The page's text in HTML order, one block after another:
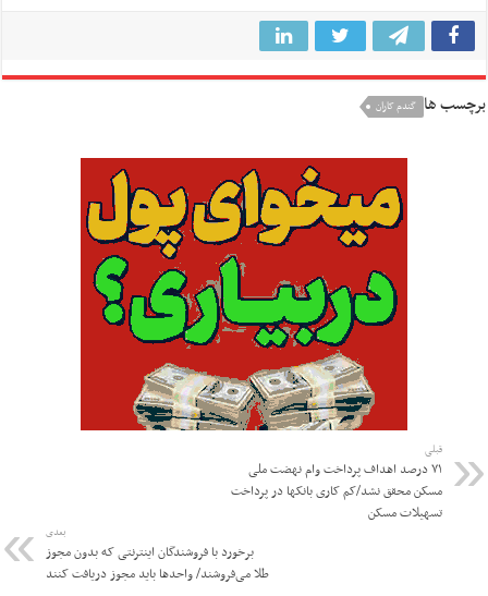
برچسب ها گندم کاران
قبلی
۷۱ درصد اهداف پرداخت وام نهضت ملی
مسکن محقق نشد/کم کاری بانکها در پرداخت
تسهیلات مسکن
بعدی
برخورد با فروشندگان اینترنتی که بدون مجوز
طلا می‌فروشند/ واحدها باید مجوز دریافت کنند